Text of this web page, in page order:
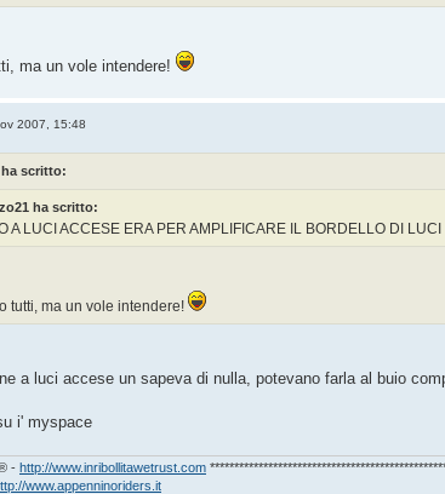
ma un vole intendere!
2007, 15:48
scritto:
ha scritto:
A LUCI ACCESE ERA PER AMPLIFICARE IL BORDELLO DI LUCI
tutti, ma un vole intendere!
a luci accese un sapeva di nulla, potevano farla al buio
i' myspace
- http://www.inribollitawetrust.com
www.appenninoriders.it